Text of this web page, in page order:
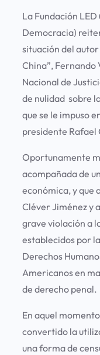
La Fundación
Democracia)
situación del
China”, Fernando
Nacional de
de nulidad sobre
que se le impuso
presidente Rafael
Oportunamente
acompañada de
económica, y que
Cléver Jiménez y
grave violación a
establecidos por
Derechos
Americanos en
de derecho penal.
En aquel
convertido la
una forma de